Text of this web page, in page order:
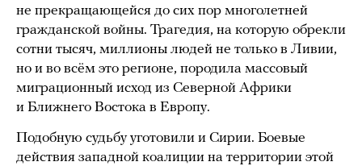
не прекращающейся до сих пор многолетней
гражданской войны. Трагедия, на которую обрекли
сотни тысяч, миллионы людей не только в Ливии,
но и во всём это регионе, породила массовый
миграционный исход из Северной Африки
и Ближнего Востока в Европу.
Подобную судьбу уготовили и Сирии. Боевые
действия западной коалиции на территории этой